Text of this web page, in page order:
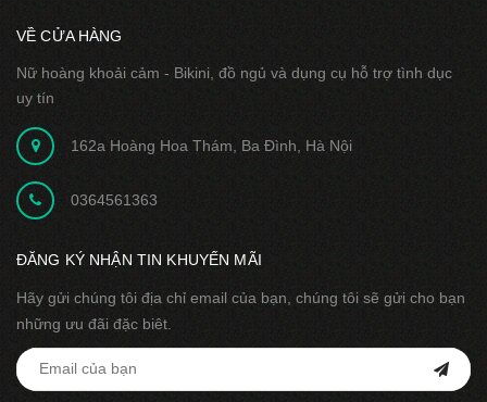
VỀ CỬA HÀNG
Nữ hoàng khoải cảm - Bikini, đồ ngủ và dụng cụ hỗ trợ tình dục
uy tín
162a Hoàng Hoa Thám, Ba Đình, Hà Nội
0364561363
ĐĂNG KÝ NHẬN TIN KHUYẾN MÃI
Hãy gửi chúng tôi địa chỉ email của bạn, chúng tôi sẽ gửi cho bạn
những ưu đãi đặc biêt.